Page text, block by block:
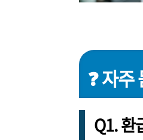
❓ 자
Q1. 환